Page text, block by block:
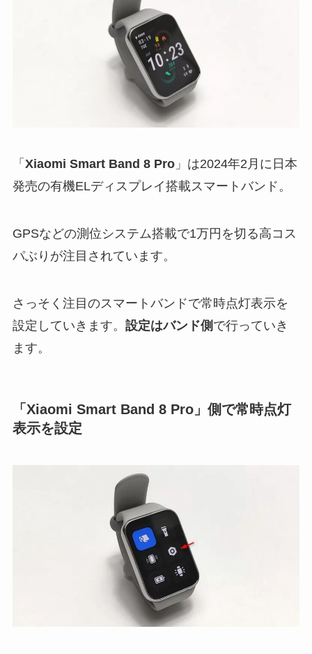
「 Xiaomi Smart Band 8 Pro」は2024年2月に日本
発売の有機ELディスプレイ搭載スマートバンド。
GPSなどの測位システム搭載で1万円を切る高コス
パぶりが注目されています。
さっそく注目のスマートバンドで常時点灯表示を
設定していきます。 設定はバンド側 で行っていき
ます。
「Xiaomi Smart Band 8 Pro」側で常時点灯
表示を設定